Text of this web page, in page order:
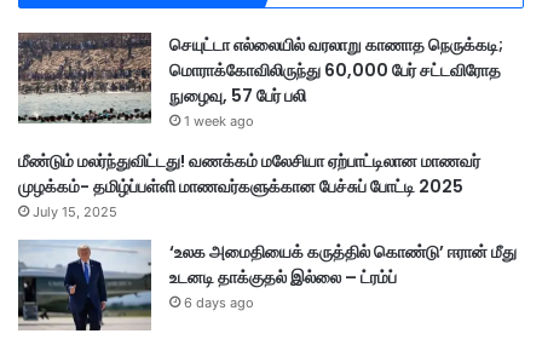
செயுட்டா எல்லையில் வரலாறு காணாத நெருக்கடி;
மொராக்கோவிலிருந்து 60,000 பேர் சட்டவிரோத
நுழைவு, 57 பேர் பலி
1 week ago
மீண்டும் மலர்ந்துவிட்டது! வணக்கம் மலேசியா ஏற்பாட்டிலான மாணவர்
முழக்கம்- தமிழ்ப்பள்ளி மாணவர்களுக்கான பேச்சுப் போட்டி 2025
July 15, 2025
‘உலக அமைதியைக் கருத்தில் கொண்டு’ ஈரான் மீது
உடனடி தாக்குதல் இல்லை – ட்ரம்ப்
6 days ago